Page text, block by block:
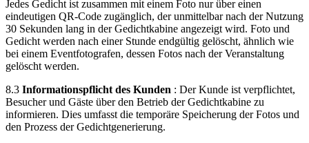
Jedes Gedicht ist zusammen mit einem Foto nur über einen
eindeutigen QR-Code zugänglich, der unmittelbar nach der Nutzung
30 Sekunden lang in der Gedichtkabine angezeigt wird. Foto und
Gedicht werden nach einer Stunde endgültig gelöscht, ähnlich wie
bei einem Eventfotografen, dessen Fotos nach der Veranstaltung
gelöscht werden.
8.3 Informationspflicht des Kunden : Der Kunde ist verpflichtet,
Besucher und Gäste über den Betrieb der Gedichtkabine zu
informieren. Dies umfasst die temporäre Speicherung der Fotos und
den Prozess der Gedichtgenerierung.